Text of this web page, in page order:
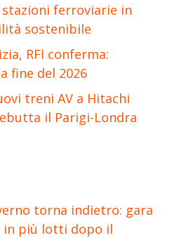
ferroviarie in
sostenibile
RFI conferma:
fine del 2026
treni AV a Hitachi
il Parigi-Londra
torna indietro: gara
in più lotti dopo il